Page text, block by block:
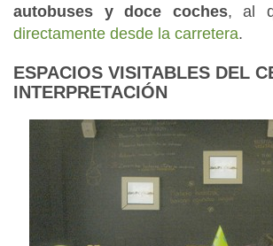
autobuses y doce coches, al
directamente desde la carretera.
ESPACIOS VISITABLES DEL
INTERPRETACIÓN